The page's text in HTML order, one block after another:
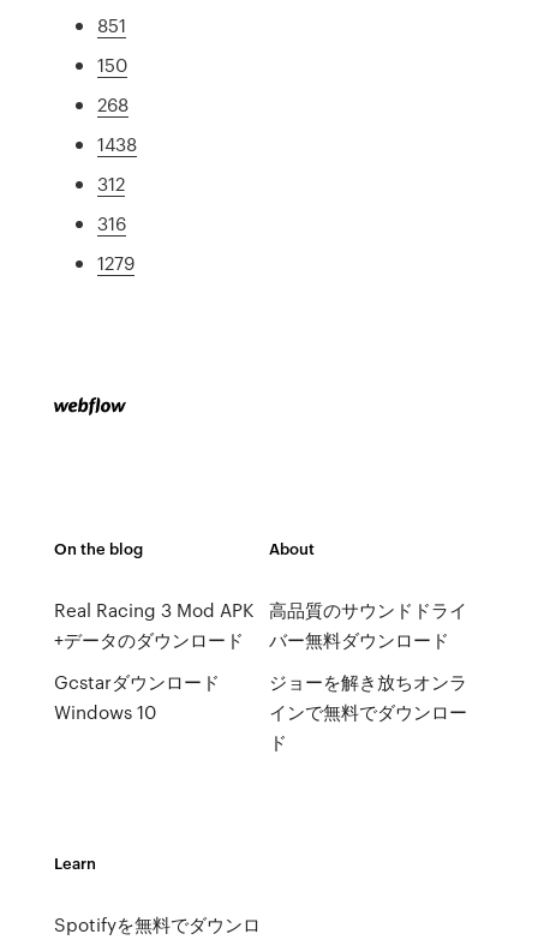
851
150
268
1438
312
316
1279
On the blog
Real Racing 3 Mod APK
+データのダウンロード
Gcstarダウンロード
Windows 10
About
高品質のサウンドドライ
バー無料ダウンロード
ジョーを解き放ちオンラ
インで無料でダウンロー
ド
Learn
Spotifyを無料でダウンロ